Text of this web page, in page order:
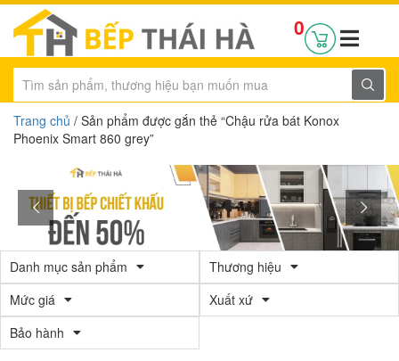
0
Trang chủ / Sản phẩm được gắn thẻ “Chậu rửa bát Konox
Phoenix Smart 860 grey”
Danh mục sản phẩm
Thương hiệu
Mức giá
Xuất xứ
Bảo hành